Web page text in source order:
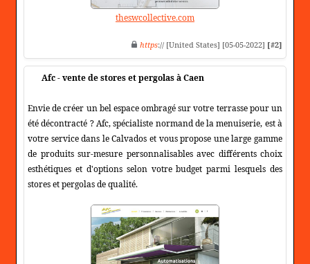
theswcollective.com
https:// [United States] [05-05-2022] [#2]
Afc - vente de stores et pergolas à Caen
Envie de créer un bel espace ombragé sur votre terrasse pour un
été décontracté ? Afc, spécialiste normand de la menuiserie, est à
votre service dans le Calvados et vous propose une large gamme
de produits sur-mesure personnalisables avec différents choix
esthétiques et d'options selon votre budget parmi lesquels des
stores et pergolas de qualité.